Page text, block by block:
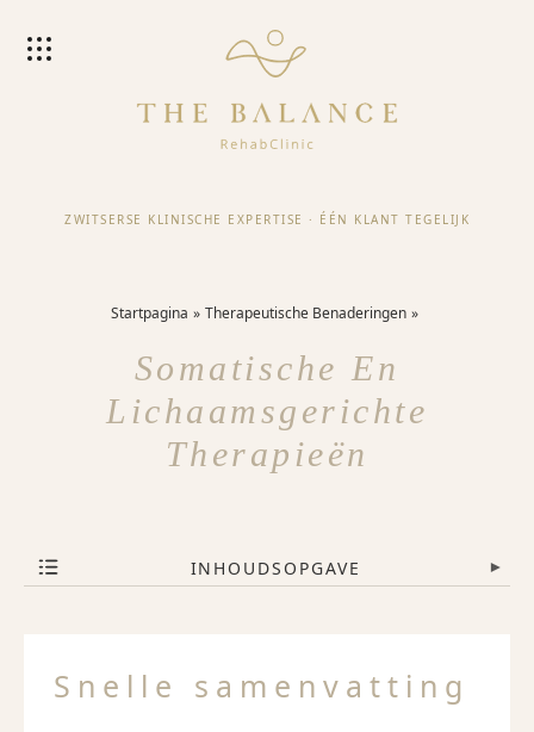
ZWITSERSE KLINISCHE EXPERTISE · ÉÉN KLANT TEGELIJK
Startpagina Therapeutische Benaderingen
Somatische En
Lichaamsgerichte
Therapieën
INHOUDSOPGAVE ▾
Snelle samenvatting